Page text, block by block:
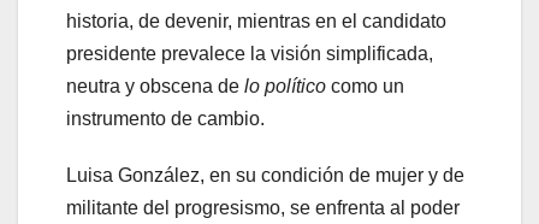
historia, de devenir, mientras en el candidato
presidente prevalece la visión simplificada,
neutra y obscena de lo político como un
instrumento de cambio.
Luisa González, en su condición de mujer y de
militante del progresismo, se enfrenta al poder